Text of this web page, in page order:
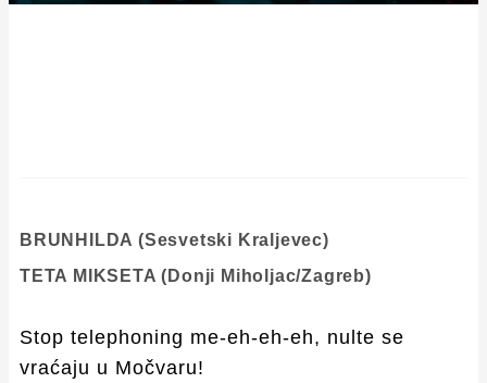
BRUNHILDA (Sesvetski Kraljevec)
TETA MIKSETA (Donji Miholjac/Zagreb)
Stop telephoning me-eh-eh-eh, nulte se
vraćaju u Močvaru!